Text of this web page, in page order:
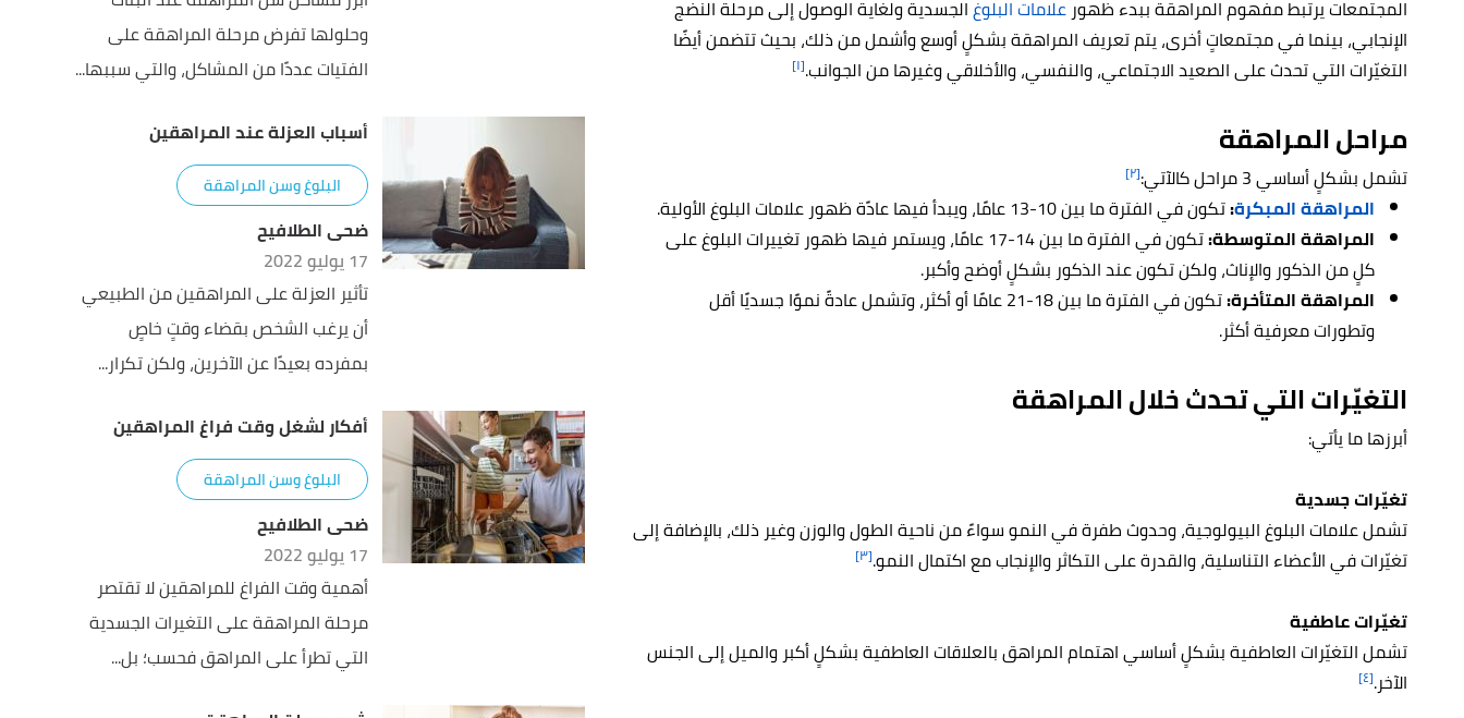
المجتمعات يرتبط مفهوم المراهقة ببدء ظهورعلامات البلوغالجسدية ولغاية الوصول إلى مرحلة النضج
الإنجابي، بينما في مجتمعاتٍ أخرى، يتم تعريف المراهقة بشكلٍ أوسع وأشمل من ذلك، بحيث تتضمن أيضًا
التغيّرات التي تحدث على الصعيد الاجتماعي، والنفسي، والأخلاقي وغيرها من الجوانب.[١]
مراحل المراهقة
تشمل بشكلٍ أساسي 3 مراحل كالآتي: [٢]
المراهقة المبكرة:تكون في الفترة ما بين 10-13 عامًا، ويبدأ فيها عادًة ظهور علامات البلوغ الأولية.
المراهقة المتوسطة:
تكون في الفترة ما بين 14-17 عامًا، ويستمر فيها ظهور تغييرات البلوغ على
كلٍ من الذكور والإناث، ولكن تكون عند الذكور بشكلٍ أوضح وأكبر.
المراهقة المتأخرة:
تكون في الفترة ما بين 18-21 عامًا أو أكثر، وتشمل عادةً نموًا جسديًا أقل
وتطورات معرفية أكثر.
التغيّرات التي تحدث خلال المراهقة
أبرزها ما يأتي:
تغيّرات جسدية
تشمل علامات البلوغ البيولوجية، وحدوث طفرة في النمو سواءً من ناحية الطول والوزن وغير ذلك، بالإضافة إلى
تغيّرات في الأعضاء التناسلية، والقدرة على التكاثر والإنجاب مع اكتمال النمو.[٣]
تغيّرات عاطفية
تشمل التغيّرات العاطفية بشكلٍ أساسي اهتمام المراهق بالعلاقات العاطفية بشكلٍ أكبر والميل إلى الجنس
الآخر.[٤]
وحلولها تفرض مرحلة المراهقة على
الفتيات عددًا من المشاكل، والتي سببها...
أسباب العزلة عند المراهقين
البلوغ وسن المراهقة
ضحى الطلافيح
17 يوليو 2022
تأثير العزلة على المراهقين من الطبيعي
أن يرغب الشخص بقضاء وقتٍ خاصٍ
بمفرده بعيدًا عن الآخرين، ولكن تكرار...
أفكار لشغل وقت فراغ المراهقين
البلوغ وسن المراهقة
ضحى الطلافيح
17 يوليو 2022
أهمية وقت الفراغ للمراهقين لا تقتصر
مرحلة المراهقة على التغيرات الجسدية
التي تطرأ على المراهق فحسب؛ بل...